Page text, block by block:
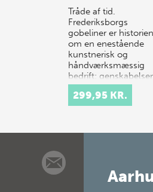
Tråde af tid.
Frederiksborgs
gobeliner er historien
om en enestående
kunstnerisk og
håndværksmæssig
bedrift:
af Christian 4.s
gobeliner,…
299,95 KR.